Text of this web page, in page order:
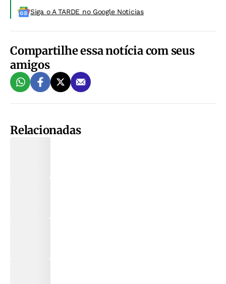
Siga o A TARDE no Google Noticias
Compartilhe essa notícia com seus
amigos
Relacionadas